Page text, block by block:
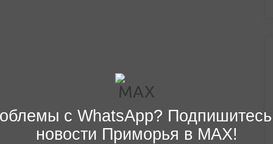
с WhatsApp?
новости Приморья в MAX!